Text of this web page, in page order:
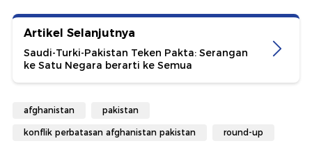
Artikel Selanjutnya
Saudi-Turki-Pakistan Teken Pakta: Serangan
ke Satu Negara berarti ke Semua
afghanistan pakistan
konflik perbatasan afghanistan pakistan round-up